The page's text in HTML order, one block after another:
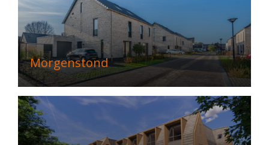
Morgenstond